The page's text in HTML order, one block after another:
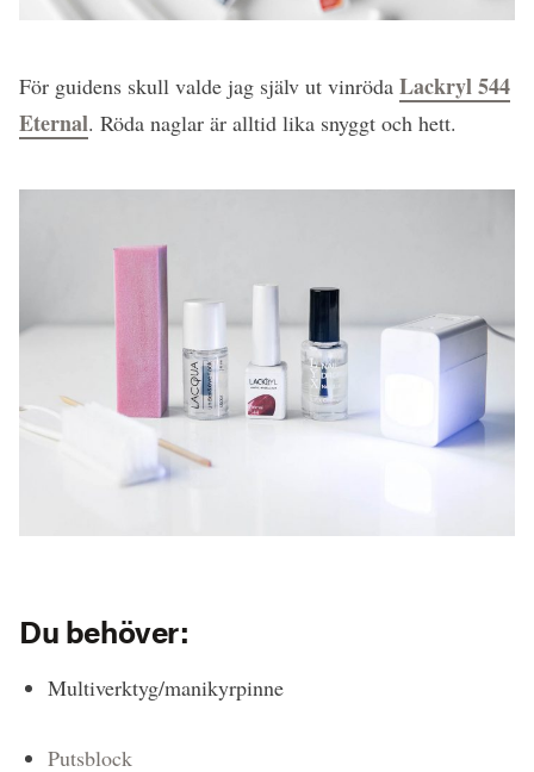
För guidens skull valde jag själv ut vinröda Lackryl 544
Eternal. Röda naglar är alltid lika snyggt och hett.
Du behöver:
Multiverktyg/manikyrpinne
Putsblock